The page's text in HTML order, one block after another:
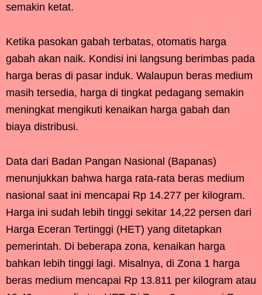
semakin ketat.
Ketika pasokan gabah terbatas, otomatis harga
gabah akan naik. Kondisi ini langsung berimbas pada
harga beras di pasar induk. Walaupun beras medium
masih tersedia, harga di tingkat pedagang semakin
meningkat mengikuti kenaikan harga gabah dan
biaya distribusi.
Data dari Badan Pangan Nasional (Bapanas)
menunjukkan bahwa harga rata-rata beras medium
nasional saat ini mencapai Rp 14.277 per kilogram.
Harga ini sudah lebih tinggi sekitar 14,22 persen dari
Harga Eceran Tertinggi (HET) yang ditetapkan
pemerintah. Di beberapa zona, kenaikan harga
bahkan lebih tinggi lagi. Misalnya, di Zona 1 harga
beras medium mencapai Rp 13.811 per kilogram atau